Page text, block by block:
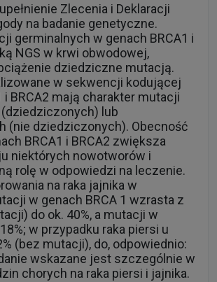
Zlecenia i Deklaracji
na badanie genetyczne.
germinalnych w genach BRCA1 i
NGS w krwi obwodowej,
dziedziczne mutacją.
w sekwencji kodującej
i BRCA2 mają charakter mutacji
lub
(nie dziedziczonych). Obecność
BRCA1 i BRCA2 zwiększa
niektórych nowotworów i
rolę w odpowiedzi na leczenie.
na raka jajnika w
w genach BRCA 1 wzrasta z
do ok. 40%, a mutacji w
w przypadku raka piersi u
(bez mutacji), do, odpowiednio:
wskazane jest szczególnie w
chorych na raka piersi i jajnika.